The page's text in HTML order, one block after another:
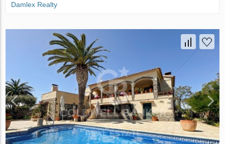
Damlex Realty